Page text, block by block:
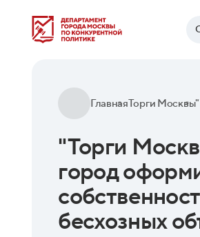
ГлавнаяТорги Москвы
"Торги
город
бесхозных